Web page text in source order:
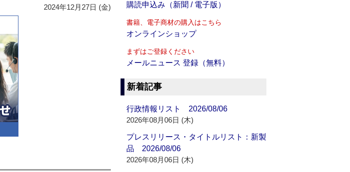
2024年12月27日 (金) 購読申込み（新聞 / 電子版）
書籍、電子商材の購入はこちら
オンラインショップ
まずはご登録ください
メールニュース 登録（無料）
新着記事
行政情報リスト 2026/08/06
2026年08月06日 (木)
プレスリリース・タイトルリスト：新製
品 2026/08/06
2026年08月06日 (木)